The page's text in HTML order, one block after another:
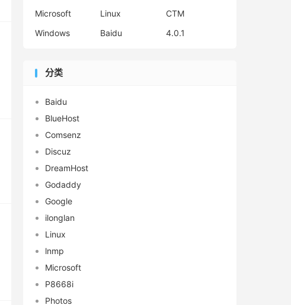
Microsoft
Linux
CTM
Windows
Baidu 4.0.1
分类
Baidu
BlueHost
Comsenz
Discuz
DreamHost
Godaddy
Google
ilonglan
Linux
lnmp
Microsoft
P8668i
Photos